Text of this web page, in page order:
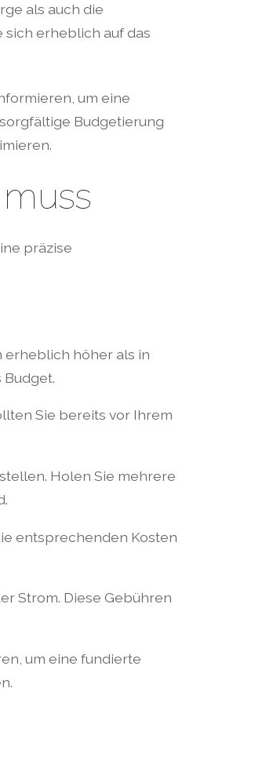
als auch die
sich erheblich auf das
um eine
Budgetierung
präzise
erheblich höher als in
Sie bereits vor Ihrem
Holen Sie mehrere
entsprechenden Kosten
Strom. Diese Gebühren
um eine fundierte